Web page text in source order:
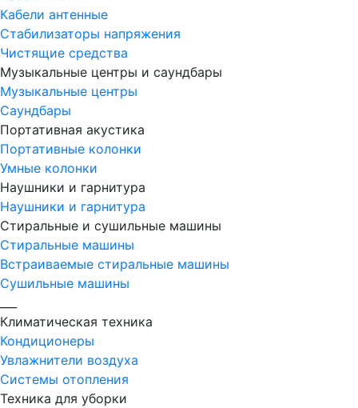
Кабели антенные
Стабилизаторы напряжения
Чистящие средства
Музыкальные центры и саундбары
Музыкальные центры
Саундбары
Портативная акустика
Портативные колонки
Умные колонки
Наушники и гарнитура
Наушники и гарнитура
Стиральные и сушильные машины
Стиральные машины
Встраиваемые стиральные машины
Сушильные машины
Климатическая техника
Кондиционеры
Увлажнители воздуха
Системы отопления
Техника для уборки